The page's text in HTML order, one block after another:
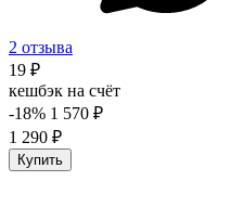
2 отзыва
19 ₽
кешбэк на счёт
-18% 1 570 ₽
1 290 ₽
Купить